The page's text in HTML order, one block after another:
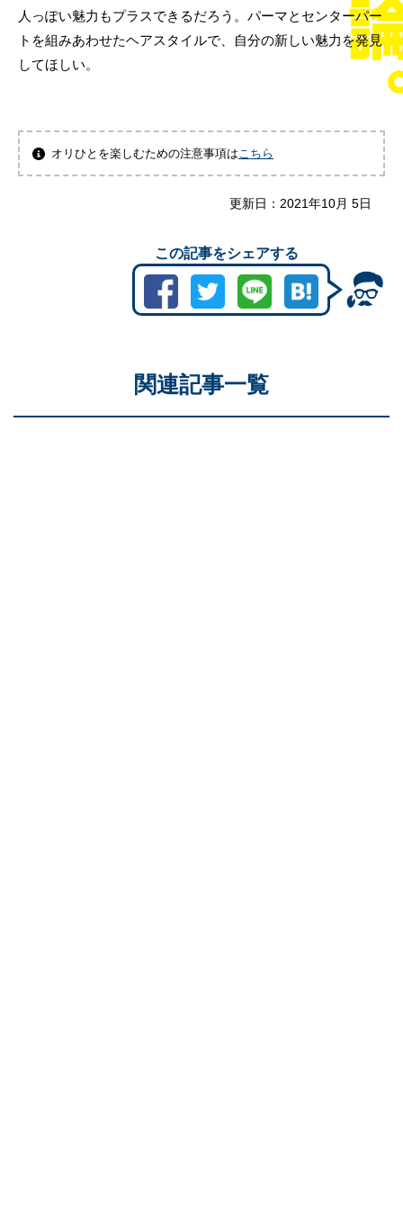
人っぽい魅力もプラスできるだろう。パーマとセンターパー
トを組みあわせたヘアスタイルで、自分の新しい魅力を発見
してほしい。
オリひとを楽しむための注意事項は こちら
更新日： 2021年10月 5日
この記事をシェアする
関連記事一覧